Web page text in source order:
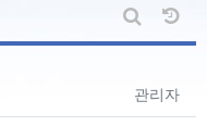
게시판 검
날
등록자
관리자